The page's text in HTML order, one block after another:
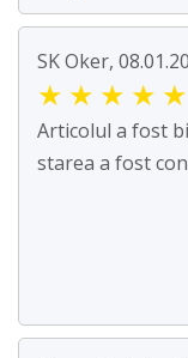
SK Oker,
★ ★ ★ ★ ★
Articolul a fost
starea a fost